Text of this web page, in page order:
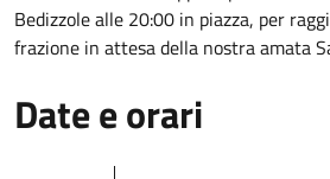
Bedizzole alle 20:00 in piazza, per
frazione in attesa della nostra amata
Date e orari